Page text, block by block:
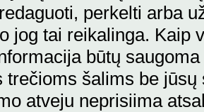
perkelti arba
jog tai reikalinga. Kaip
būtų
trečioms šalims be jūsų
atveju neprisiima